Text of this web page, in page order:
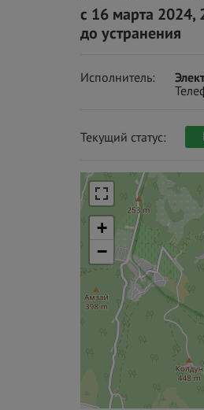
с 16 марта 2024,
до устранения
Исполнитель:
Текущий статус:
+
−